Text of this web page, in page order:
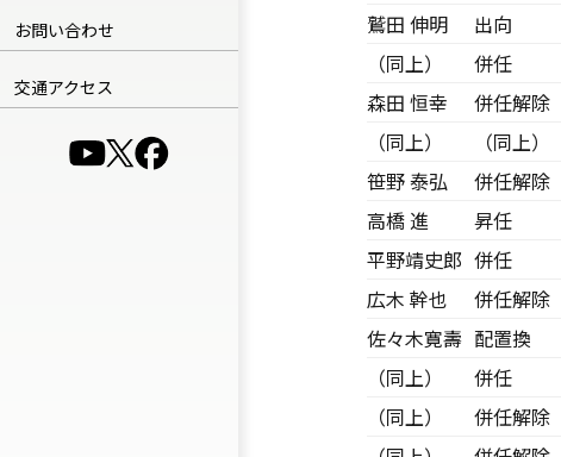
お問い合わせ
交通アクセス
（別ウインドウで開きます）
（別ウインドウで開きます）
（別ウインドウで開きます）
鷲田 伸明
出向
（同上）
併任
森田 恒幸
併任解除
（同上）
（同上）
笹野 泰弘
併任解除
高橋 進
昇任
平野靖史郎 併任
広木 幹也
併任解除
佐々木寛壽 配置換
（同上）
併任
（同上）
併任解除